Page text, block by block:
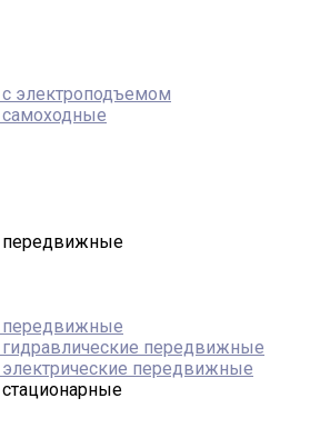
электроподъемом
передвижные
передвижные